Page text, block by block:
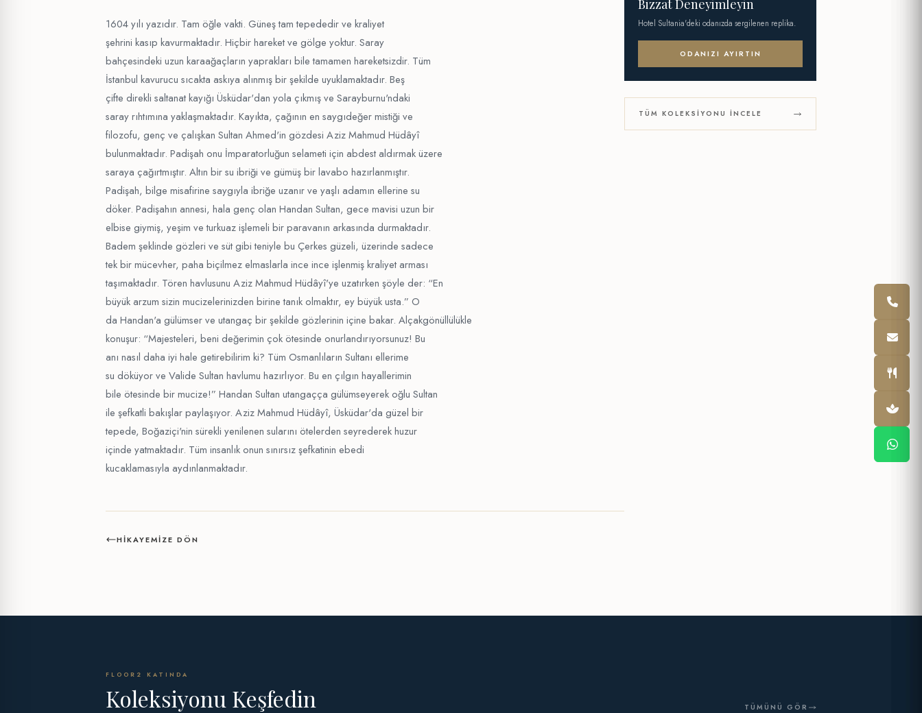
1604 yılı yazıdır. Tam öğle vakti. Güneş tam tepededir ve kraliyet
şehrini kasıp kavurmaktadır. Hiçbir hareket ve gölge yoktur. Saray
bahçesindeki uzun karaağaçların yaprakları bile tamamen hareketsizdir. Tüm
İstanbul kavurucu sıcakta askıya alınmış bir şekilde uyuklamaktadır. Beş
çifte direkli saltanat kayığı Üsküdar'dan yola çıkmış ve Sarayburnu'ndaki
saray rıhtımına yaklaşmaktadır. Kayıkta, çağının en saygıdeğer mistiği ve
filozofu, genç ve çalışkan Sultan Ahmed'in gözdesi Aziz Mahmud Hüdâyî
bulunmaktadır. Padişah onu İmparatorluğun selameti için abdest aldırmak üzere
saraya çağırtmıştır. Altın bir su ibriği ve gümüş bir lavabo hazırlanmıştır.
Padişah, bilge misafirine saygıyla ibriğe uzanır ve yaşlı adamın ellerine su
döker. Padişahın annesi, hala genç olan Handan Sultan, gece mavisi uzun bir
elbise giymiş, yeşim ve turkuaz işlemeli bir paravanın arkasında durmaktadır.
Badem şeklinde gözleri ve süt gibi teniyle bu Çerkes güzeli, üzerinde sadece
tek bir mücevher, paha biçilmez elmaslarla ince ince işlenmiş kraliyet arması
taşımaktadır. Tören havlusunu Aziz Mahmud Hüdâyî'ye uzatırken şöyle der: “En
büyük arzum sizin mucizelerinizden birine tanık olmaktır, ey büyük usta.” O
da Handan'a gülümser ve utangaç bir şekilde gözlerinin içine bakar. Alçakgönüllülükle
konuşur: “Majesteleri, beni değerimin çok ötesinde onurlandırıyorsunuz! Bu
anı nasıl daha iyi hale getirebilirim ki? Tüm Osmanlıların Sultanı ellerime
su döküyor ve Valide Sultan havlumu hazırlıyor. Bu en çılgın hayallerimin
bile ötesinde bir mucize!” Handan Sultan utangaçça gülümseyerek oğlu Sultan
ile şefkatli bakışlar paylaşıyor. Aziz Mahmud Hüdâyî, Üsküdar'da güzel bir
tepede, Boğaziçi'nin sürekli yenilenen sularını ötelerden seyrederek huzur
içinde yatmaktadır. Tüm insanlık onun sınırsız şefkatinin ebedi
kucaklamasıyla aydınlanmaktadır.
HIKAYEMIZE DÖN
Bizzat Deneyimleyin
Hotel Sultania'deki odanızda sergilenen replika.
ODANIZI AYIRTIN
TÜM KOLEKSIYONU İNCELE
FLOOR2 KATINDA
Koleksiyonu Keşfedin TÜMÜNÜ GÖR